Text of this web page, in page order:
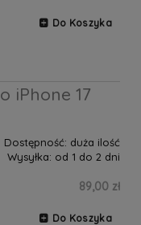
Do Koszyka
iPhone 17
Dostępność: duża ilość
Wysyłka: od 1 do 2 dni
89,00 zł
Do Koszyka